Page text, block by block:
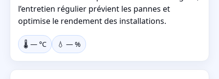
l’entretien régulier prévient les pannes et
optimise le rendement des installations.
🌡️ — °C 💧 — %